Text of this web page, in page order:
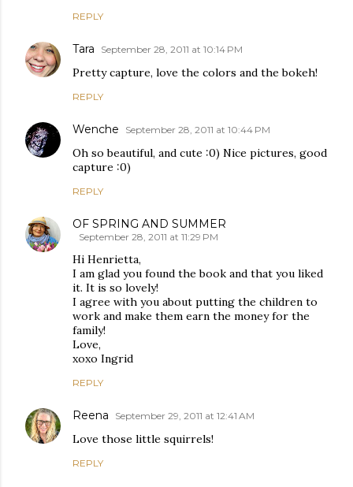
REPLY
Tara September 28, 2011 at 10:14 PM
Pretty capture, love the colors and the bokeh!
REPLY
Wenche September 28, 2011 at 10:44 PM
Oh so beautiful, and cute :0) Nice pictures, good
capture :0)
REPLY
OF SPRING AND SUMMER
September 28, 2011 at 11:29 PM
Hi Henrietta,
I am glad you found the book and that you liked
it. It is so lovely!
I agree with you about putting the children to
work and make them earn the money for the
family!
Love,
xoxo Ingrid
REPLY
Reena September 29, 2011 at 12:41 AM
Love those little squirrels!
REPLY